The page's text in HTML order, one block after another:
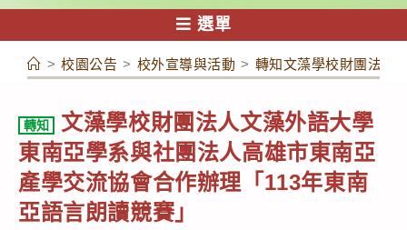
容
選單
> 校園公告 > 校外宣導與活動 > 轉知文藻學校財團法人
轉知
文藻學校財團法人文藻外語大學
東南亞學系與社團法人高雄市東南亞
產學交流協會合作辦理「113年東南
亞語言朗讀競賽」